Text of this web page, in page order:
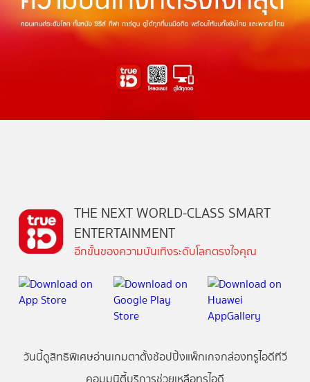
THE NEXT WORLD-CLASS SMART
ENTERTAINMENT
อีกขั้นของความบันเทิงระดับโลกตรงใจคุณ
วันนี้ดูสิทธิพิเศษอ่านเกมตาตั้งช้อปปิ้งแพ็กเกจกล่องทรูไอดีทีวี